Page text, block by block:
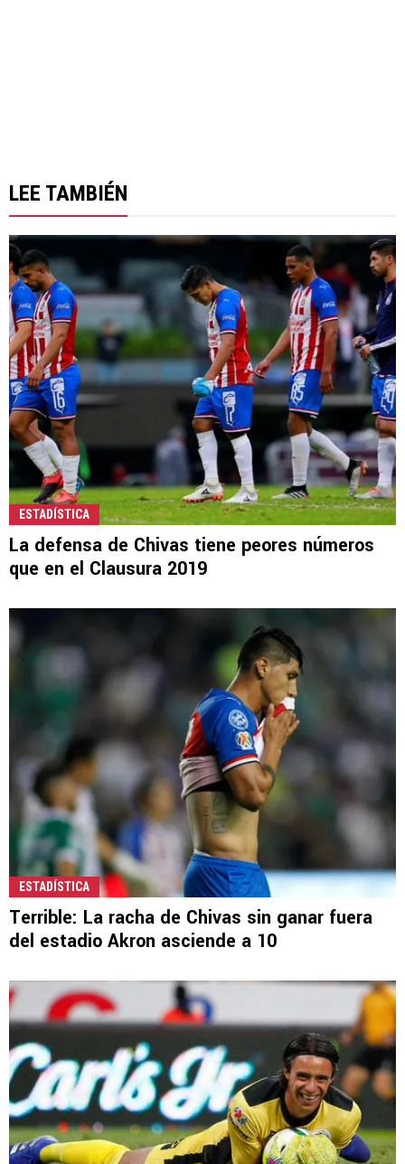
LEE TAMBIÉN
ESTADÍSTICA
La defensa de Chivas tiene peores números
que en el Clausura 2019
ESTADÍSTICA
Terrible: La racha de Chivas sin ganar fuera
del estadio Akron asciende a 10